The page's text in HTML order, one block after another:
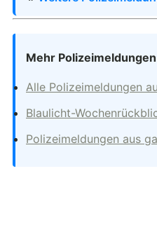
Mehr
Alle Polizeimeldungen
Blaulicht-
Polizeimeldungen aus